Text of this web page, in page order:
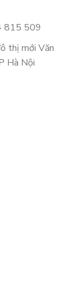
815 509
thị mới Văn
Hà Nội